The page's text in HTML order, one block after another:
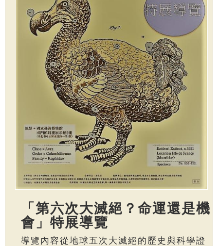
「第六次大滅絕？命運還是機
會」特展導覽
導覽內容從地球五次大滅絕的歷史與科學證